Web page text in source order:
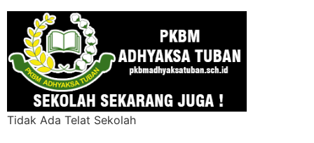
Tidak Ada Telat Sekolah